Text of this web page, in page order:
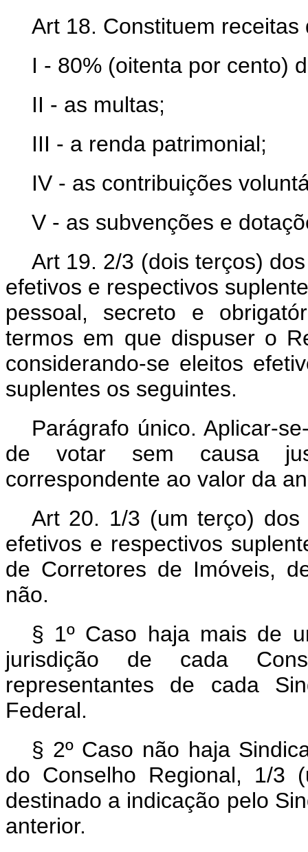
Art 18. Constituem
I - 80% (oitenta por cento)
II - as multas;
III - a renda patrimonial;
IV - as contribuições
V - as subvenções e
Art 19. 2/3 (dois terços)
efetivos e respectivos
pessoal, secreto e
termos em que dispuser o
considerando-se eleitos
suplentes os seguintes.
Parágrafo único. Aplicar-
de votar sem causa
correspondente ao valor da
Art 20. 1/3 (um terço) dos
efetivos e respectivos
de Corretores de Imóveis,
não.
§ 1º Caso haja mais de
jurisdição de cada
representantes de cada
Federal.
§ 2º Caso não haja
do Conselho Regional, 1/3
destinado a indicação pelo
anterior.